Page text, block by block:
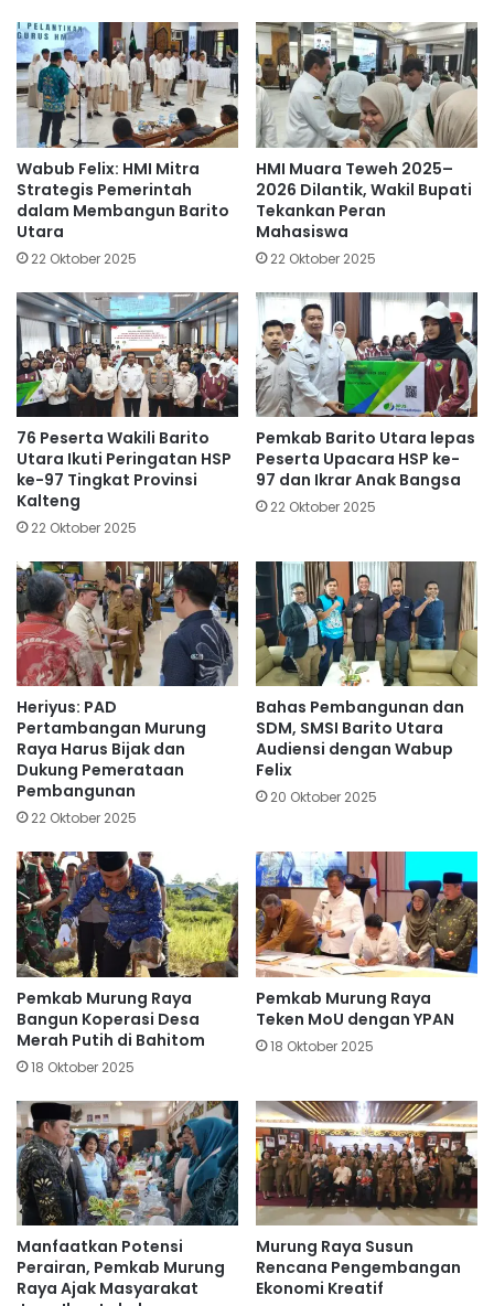
Wabub Felix: HMI Mitra
Strategis Pemerintah
dalam Membangun Barito
Utara
22 Oktober 2025
HMI Muara Teweh 2025–
2026 Dilantik, Wakil Bupati
Tekankan Peran
Mahasiswa
22 Oktober 2025
76 Peserta Wakili Barito
Utara Ikuti Peringatan HSP
ke-97 Tingkat Provinsi
Kalteng
22 Oktober 2025
Pemkab Barito Utara lepas
Peserta Upacara HSP ke-
97 dan Ikrar Anak Bangsa
22 Oktober 2025
Heriyus: PAD
Pertambangan Murung
Raya Harus Bijak dan
Dukung Pemerataan
Pembangunan
22 Oktober 2025
Bahas Pembangunan dan
SDM, SMSI Barito Utara
Audiensi dengan Wabup
Felix
20 Oktober 2025
Pemkab Murung Raya
Bangun Koperasi Desa
Merah Putih di Bahitom
18 Oktober 2025
Pemkab Murung Raya
Teken MoU dengan YPAN
18 Oktober 2025
Manfaatkan Potensi
Perairan, Pemkab Murung
Raya Ajak Masyarakat
Murung Raya Susun
Rencana Pengembangan
Ekonomi Kreatif